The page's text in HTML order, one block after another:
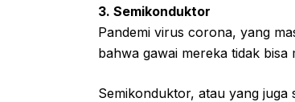
3. Semikonduktor
Pandemi virus corona, yang
bahwa gawai mereka tidak
Semikonduktor, atau yang